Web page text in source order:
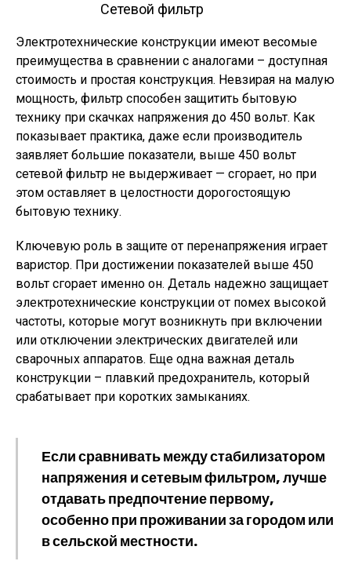
Сетевой фильтр
Электротехнические конструкции имеют весомые
преимущества в сравнении с аналогами – доступная
стоимость и простая конструкция. Невзирая на малую
мощность, фильтр способен защитить бытовую
технику при скачках напряжения до 450 вольт. Как
показывает практика, даже если производитель
заявляет большие показатели, выше 450 вольт
сетевой фильтр не выдерживает — сгорает, но при
этом оставляет в целостности дорогостоящую
бытовую технику.
Ключевую роль в защите от перенапряжения играет
варистор. При достижении показателей выше 450
вольт сгорает именно он. Деталь надежно защищает
электротехнические конструкции от помех высокой
частоты, которые могут возникнуть при включении
или отключении электрических двигателей или
сварочных аппаратов. Еще одна важная деталь
конструкции – плавкий предохранитель, который
срабатывает при коротких замыканиях.
Если сравнивать между стабилизатором
напряжения и сетевым фильтром, лучше
отдавать предпочтение первому,
особенно при проживании за городом или
в сельской местности.